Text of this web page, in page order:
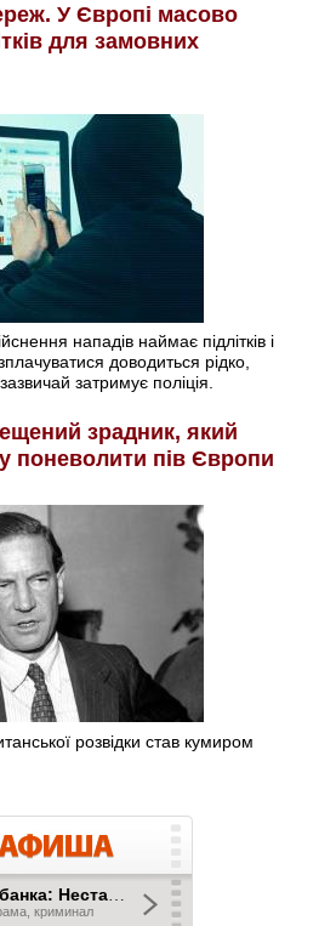
У Європі масово
для замовних
нападів наймає підлітків і
доводиться рідко,
затримує поліція.
зрадник, який
поневолити пів Європи
розвідки став кумиром